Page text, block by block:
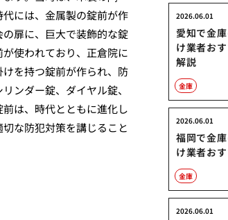
には、金属製の錠前が作
扉に、巨大で装飾的な錠
使われており、正倉院に
を持つ錠前が作られ、防
ンダー錠、ダイヤル錠、
は、時代とともに進化し
な防犯対策を講じること
愛知で金
け業者お
解説
2026.06.01
金庫
福岡で金
け業者お
2026.06.01
金庫
2026.06.01